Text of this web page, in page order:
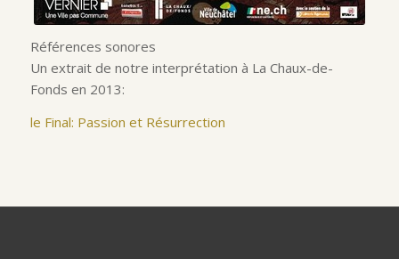
Références sonores
Un extrait de notre interprétation à La Chaux-de-
Fonds en 2013:
le Final: Passion et Résurrection